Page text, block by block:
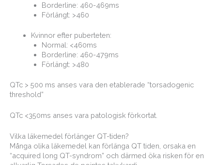
Borderline: 460-469ms
Förlängt: >460
Kvinnor efter puberteten:
Normal: <460ms
Borderline: 460-479ms
Förlängt: >480
QTc > 500 ms anses vara den etablerade “torsadogenic
threshold”
QTc <350ms anses vara patologisk förkortat.
Vilka läkemedel förlänger QT-tiden?
Många olika läkemedel kan förlänga QT tiden, orsaka en
“acquired long QT-syndrom” och därmed öka risken för en